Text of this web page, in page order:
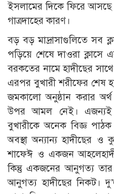
ইসলামের দিকে ফিরে
গাত্রদাহের কারণ।
বড় বড় মাদ্রাসাগুলিতে সব
পড়িয়ে শেষে দাওরা
বরকতের নামে হাদীছের
এরপর বুখারী শরীফের শেষ
জমকালো অনুষ্ঠান করার
উপর আমল নেই। এজন্যই
বুখারীকে অনেক বিজ্ঞ
অবস্থা অন্যান্য হাদীছের
শাফেঈ ও একজন
কিন্তু একজনের আনুগত্য তার
আনুগত্য হাদীছের নিকট।